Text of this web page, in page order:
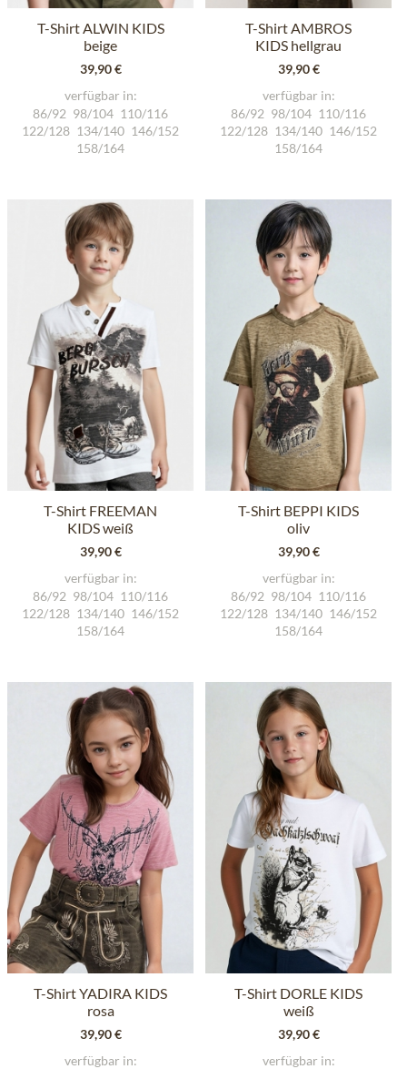
T-Shirt ALWIN KIDS
beige
39,90 €
verfügbar in:
86/92 98/104 110/116
122/128 134/140 146/152
158/164
T-Shirt AMBROS
KIDS hellgrau
39,90 €
verfügbar in:
86/92 98/104 110/116
122/128 134/140 146/152
158/164
T-Shirt FREEMAN
KIDS weiß
39,90 €
verfügbar in:
86/92 98/104 110/116
122/128 134/140 146/152
158/164
T-Shirt BEPPI KIDS
oliv
39,90 €
verfügbar in:
86/92 98/104 110/116
122/128 134/140 146/152
158/164
T-Shirt YADIRA KIDS
rosa
39,90 €
verfügbar in:
T-Shirt DORLE KIDS
weiß
39,90 €
verfügbar in: